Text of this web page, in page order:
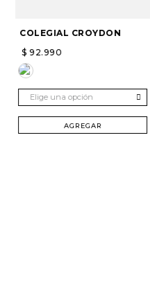
COLEGIAL CROYDON
$ 92.990
Elige una opción
AGREGAR